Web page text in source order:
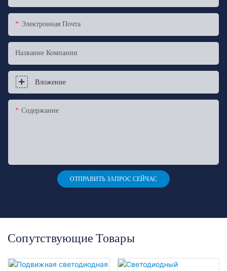
Электронная Почта
Название Компании
Вложение
Содержание
ОТПРАВИТЬ ЗАПРОС СЕЙЧАС
Сопутствующие Товары